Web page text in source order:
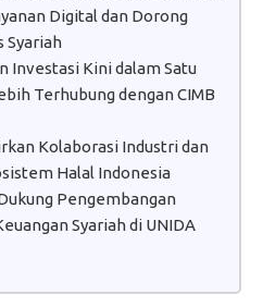
Digital dan Dorong
Syariah
Investasi Kini dalam Satu
Terhubung dengan CIMB
Kolaborasi Industri dan
Halal Indonesia
Pengembangan
Syariah di UNIDA